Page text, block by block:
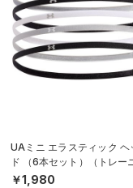
UAミニ エラスティック ヘ
ド （6本セット）（トレー
OMEN）
￥1,980